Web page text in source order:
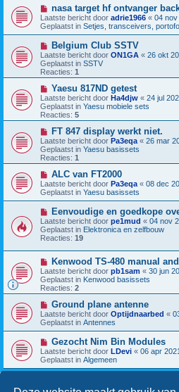
h
t
b
e
r
i
h
t
N
i
e
u
w
b
e
r
i
t
nasa target hf ontvanger
Laatste bericht door adrie1966 « 04 nov
Geplaatst in Setjes, transceivers,
N
i
e
u
w
b
r
i
c
h
Belgium Club SSTV
Laatste bericht door ON1GA « 26 okt
Geplaatst in SSTV
Reacties: 1
N
i
e
u
w
b
e
r
i
c
Yaesu 817ND getest
Laatste bericht door Ha4djw « 24 jul
Geplaatst in Yaesu mobiele sets
Reacties: 5
N
i
e
u
w
e
r
i
h
t
FT 847 display werkt niet.
Laatste bericht door Pa3eqa « 26 mar
Geplaatst in Yaesu basissets
Reacties: 1
N
i
e
u
w
b
e
r
i
h
ALC van FT2000
Laatste bericht door Pa3eqa « 08 dec
Geplaatst in Yaesu basissets
N
i
e
u
w
b
e
r
i
c
h
Eenvoudige en goedkope
Laatste bericht door pe1mud « 04 nov
Geplaatst in Elektronica en zelfbouw
Reacties: 19
N
i
e
u
w
b
r
i
h
t
Kenwood TS-480 manual
Laatste bericht door pb1sam « 30 jun
Geplaatst in Kenwood basissets
Reacties: 2
N
i
e
u
w
b
e
r
i
Ground plane antenne
Laatste bericht door Optijdnaarbed «
Geplaatst in Antennes
N
i
e
u
w
Gezocht Nim Bin Modules
Laatste bericht door LDevi « 06 apr
Geplaatst in Algemeen
Er zijn 949 resultaten gevonden 1